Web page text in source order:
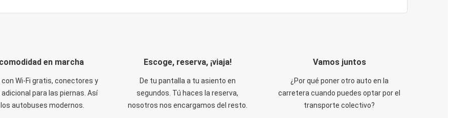
en marcha
con Wi-Fi gratis, conectores y
para las piernas. Así
autobuses modernos.
Escoge, reserva, ¡viaja!
De tu pantalla a tu asiento en
segundos. Tú haces la reserva,
nosotros nos encargamos del resto.
Vamos juntos
¿Por qué poner otro auto en la
carretera cuando puedes optar por el
transporte colectivo?